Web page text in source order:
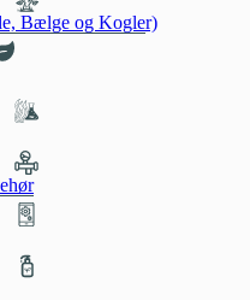
Bælge og Kogler)